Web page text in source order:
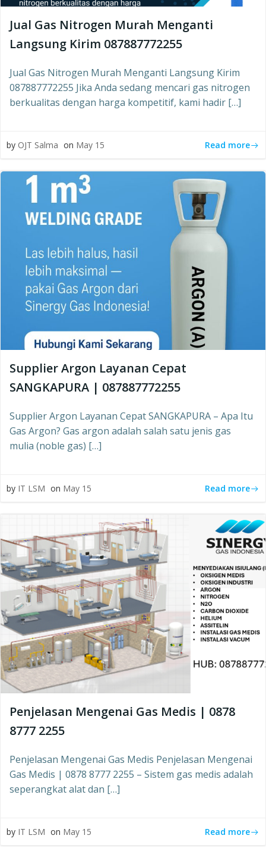
Jual Gas Nitrogen Murah Menganti
Langsung Kirim 087887772255
Jual Gas Nitrogen Murah Menganti Langsung Kirim
087887772255 Jika Anda sedang mencari gas nitrogen
berkualitas dengan harga kompetitif, kami hadir […]
by OJT Salma on May 15 Read more
Supplier Argon Layanan Cepat
SANGKAPURA | 087887772255
Supplier Argon Layanan Cepat SANGKAPURA – Apa Itu
Gas Argon? Gas argon adalah salah satu jenis gas
mulia (noble gas) […]
by IT LSM on May 15 Read more
Penjelasan Mengenai Gas Medis | 0878
8777 2255
Penjelasan Mengenai Gas Medis Penjelasan Mengenai
Gas Medis | 0878 8777 2255 – Sistem gas medis adalah
seperangkat alat dan […]
by IT LSM on May 15 Read more